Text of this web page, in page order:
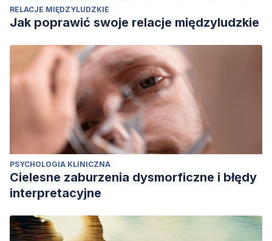
RELACJE MIĘDZYLUDZKIE
Jak poprawić swoje relacje międzyludzkie
PSYCHOLOGIA KLINICZNA
Cielesne zaburzenia dysmorficzne i błędy
interpretacyjne